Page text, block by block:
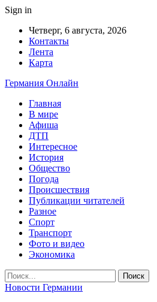
Sign in
Четверг, 6 августа, 2026
Контакты
Лента
Карта
Германия Онлайн
Главная
В мире
Афиша
ДТП
Интересное
История
Общество
Погода
Происшествия
Публикации читателей
Разное
Спорт
Транспорт
Фото и видео
Экономика
Новости Германии